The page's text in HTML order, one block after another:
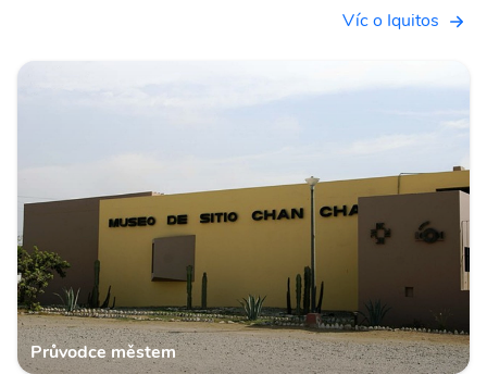
Víc o Iquitos
Průvodce městem